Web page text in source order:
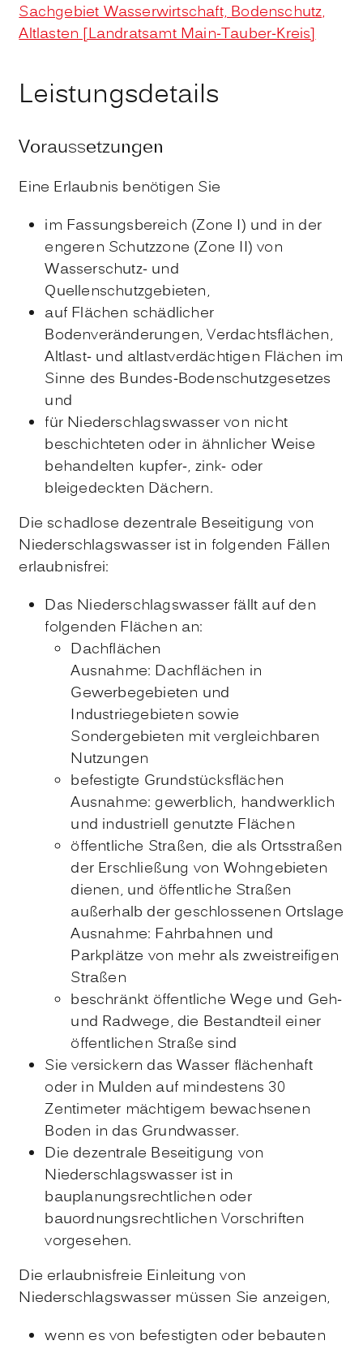
Sachgebiet Wasserwirtschaft, Bodenschutz,
Altlasten [Landratsamt Main-Tauber-Kreis]
Leistungsdetails
Voraussetzungen
Eine Erlaubnis benötigen Sie
im Fassungsbereich (Zone I) und in der
engeren Schutzzone (Zone II) von
Wasserschutz- und
Quellenschutzgebieten,
auf Flächen schädlicher
Bodenveränderungen, Verdachtsflächen,
Altlast- und altlastverdächtigen Flächen im
Sinne des Bundes-Bodenschutzgesetzes
und
für Niederschlagswasser von nicht
beschichteten oder in ähnlicher Weise
behandelten kupfer-, zink- oder
bleigedeckten Dächern.
Die schadlose dezentrale Beseitigung von
Niederschlagswasser ist in folgenden Fällen
erlaubnisfrei:
Das Niederschlagswasser fällt auf den
folgenden Flächen an:
Dachflächen
Ausnahme: Dachflächen in
Gewerbegebieten und
Industriegebieten sowie
Sondergebieten mit vergleichbaren
Nutzungen
befestigte Grundstücksflächen
Ausnahme: gewerblich, handwerklich
und industriell genutzte Flächen
öffentliche Straßen, die als Ortsstraßen
der Erschließung von Wohngebieten
dienen, und öffentliche Straßen
außerhalb der geschlossenen Ortslage
Ausnahme: Fahrbahnen und
Parkplätze von mehr als zweistreifigen
Straßen
beschränkt öffentliche Wege und Geh-
und Radwege, die Bestandteil einer
öffentlichen Straße sind
Sie versickern das Wasser flächenhaft
oder in Mulden auf mindestens 30
Zentimeter mächtigem bewachsenen
Boden in das Grundwasser.
Die dezentrale Beseitigung von
Niederschlagswasser ist in
bauplanungsrechtlichen oder
bauordnungsrechtlichen Vorschriften
vorgesehen.
Die erlaubnisfreie Einleitung von
Niederschlagswasser müssen Sie anzeigen,
wenn es von befestigten oder bebauten